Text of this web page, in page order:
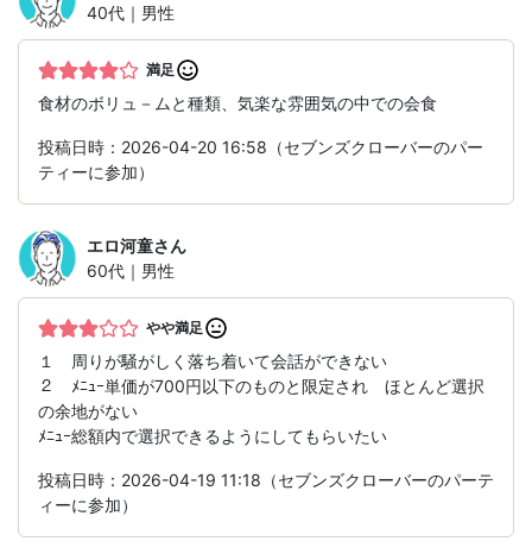
40代｜男性
満足
食材のボリュ－ムと種類、気楽な雰囲気の中での会食
投稿日時：2026-04-20 16:58（セブンズクローバーのパー
ティーに参加）
エロ河童さん
60代｜男性
やや満足
１ 周りが騒がしく落ち着いて会話ができない
２ ﾒﾆｭｰ単価が700円以下のものと限定され ほとんど選択
の余地がない
ﾒﾆｭｰ総額内で選択できるようにしてもらいたい
投稿日時：2026-04-19 11:18（セブンズクローバーのパーテ
ィーに参加）